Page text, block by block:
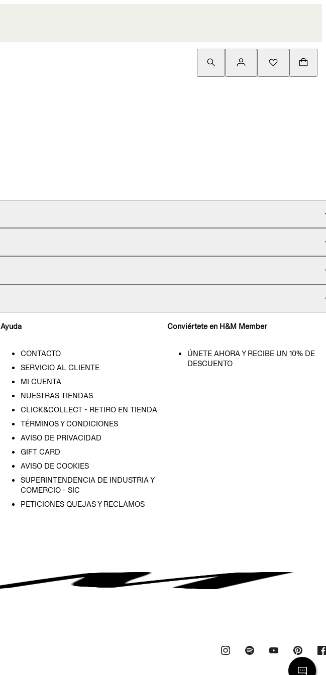
Ayuda
CONTACTO
SERVICIO AL CLIENTE
MI CUENTA
NUESTRAS TIENDAS
CLICK&COLLECT - RETIRO EN TIENDA
TÉRMINOS Y CONDICIONES
AVISO DE PRIVACIDAD
GIFT CARD
AVISO DE COOKIES
SUPERINTENDENCIA DE INDUSTRIA Y
COMERCIO - SIC
PETICIONES QUEJAS Y RECLAMOS
Conviértete en H&M Member
ÚNETE AHORA Y RECIBE UN 10% DE
DESCUENTO